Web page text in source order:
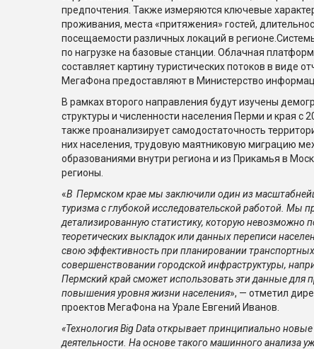
предпочтения. Также измеряются ключевые
проживания, места «притяжения» гостей,
посещаемости различных локаций в
по нагрузке на базовые станции. Облачная
составляет картину туристических потоков в виде
МегаФона предоставляют в Министерство
В рамках второго направления будут изучены
структуры и численности населения Перми и края с
также проанализирует самодостаточность
них населения, трудовую маятниковую миграцию
образованиями внутри региона и из Прикамья в
регионы.
«В Пермском крае мы заключили один из
туризма с глубокой исследовательской работой. Мы
детализированную статистику, которую невозможно
теоретических выкладок или данных переписи
свою эффективность при планировании транспортных
совершенствовании городской инфраструктуры,
Пермский край сможет использовать эти данные для
повышения уровня жизни населения», — отметил
проектов МегаФона на Урале Евгений Иванов.
«Технология Big Data открывает принципиально
деятельности. На основе такого машинного анализа